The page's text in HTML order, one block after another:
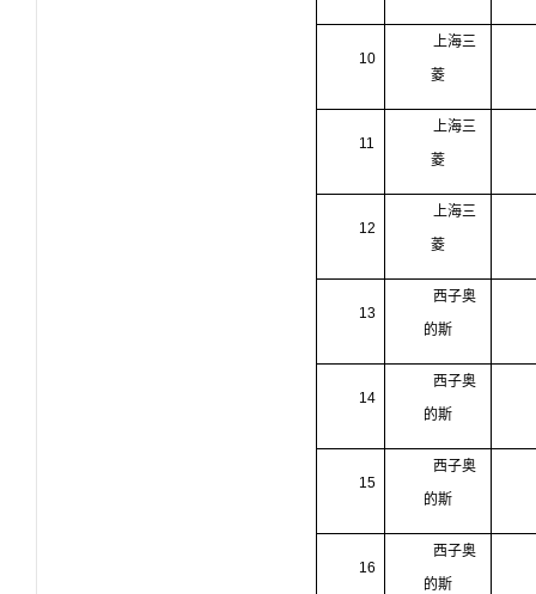
10
上海三
菱
11
上海三
菱
12
上海三
菱
13
西子奥
的斯
14
西子奥
的斯
15
西子奥
的斯
16
西子奥
的斯